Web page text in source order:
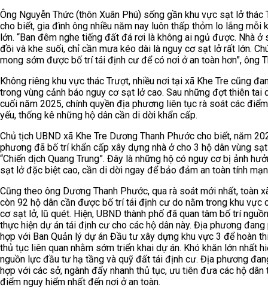
Ông Nguyễn Thức (thôn Xuân Phú) sống gần khu vực sạt lở thác
cho biết, gia đình ông nhiều năm nay luôn thấp thỏm lo lắng mỗi
lớn. “Ban đêm nghe tiếng đất đá rơi là không ai ngủ được. Nhà ở
đồi và khe suối, chỉ cần mưa kéo dài là nguy cơ sạt lở rất lớn.
mong sớm được bố trí tái định cư để có nơi ở an toàn hơn”, ông
Không riêng khu vực thác Trượt, nhiều nơi tại xã Khe Tre cũng
trong vùng cảnh báo nguy cơ sạt lở cao. Sau những đợt thiên tai
cuối năm 2025, chính quyền địa phương liên tục rà soát các
yếu, thống kê những hộ dân cần di dời khẩn cấp.
Chủ tịch UBND xã Khe Tre Dương Thanh Phước cho biết, năm
phương đã bố trí khẩn cấp xây dựng nhà ở cho 3 hộ dân vùng
“Chiến dịch Quang Trung”. Đây là những hộ có nguy cơ bị ảnh
sạt lở đặc biệt cao, cần di dời ngay để bảo đảm an toàn tính
Cũng theo ông Dương Thanh Phước, qua rà soát mới nhất, toàn
còn 92 hộ dân cần được bố trí tái định cư do nằm trong khu vực
cơ sạt lở, lũ quét. Hiện, UBND thành phố đã quan tâm bố trí
thực hiện dự án tái định cư cho các hộ dân này. Địa phương đang
hợp với Ban Quản lý dự án Đầu tư xây dựng khu vực 3 để hoàn
thủ tục liên quan nhằm sớm triển khai dự án. Khó khăn lớn nhất
nguồn lực đầu tư hạ tầng và quỹ đất tái định cư. Địa phương
hợp với các sở, ngành đẩy nhanh thủ tục, ưu tiên đưa các hộ dân
điểm nguy hiểm nhất đến nơi ở an toàn.